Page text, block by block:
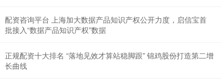
基金指数 7242.10 +12.30 +0.17%
配资咨询平台 上海加大数据产品知识产权公开力度，启信宝首
批接入“数据产品知识产权”数据
正规配资十大排名 “落地见效才算站稳脚跟” 锦鸡股份打造第二增
长曲线